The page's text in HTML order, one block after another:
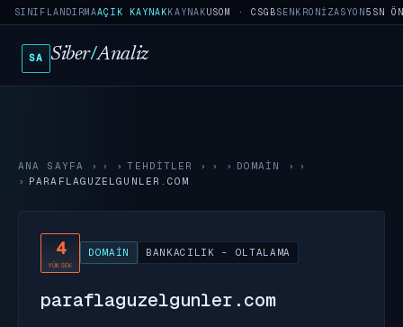
SINIFLANDIRMAAÇIK KAYNAKKAYNAKUSOM · CSGBSENKRONIZASYON5SN
SA Siber/Analiz
ANA SAYFA › TEHDITLER › DOMAIN
›
PARAFLAGUZELGUNLER.COM
4
YÜKSEK
DOMAIN BANKACILIK - OLTALAMA
paraflaguzelgunler.com